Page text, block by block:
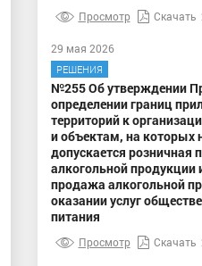
Просмотр Скачать
29 мая 2026
РЕШЕНИЯ
№255 Об утверждении
определении границ
территорий к
и объектам, на которых
допускается розничная
алкогольной продукции
продажа алкогольной
оказании услуг
питания
Просмотр Скачать